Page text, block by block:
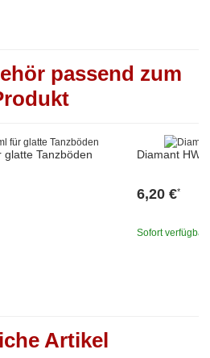
passend zum
Tanzböden Diamant
6,20 €*
Sofort verfügbar
Artikel